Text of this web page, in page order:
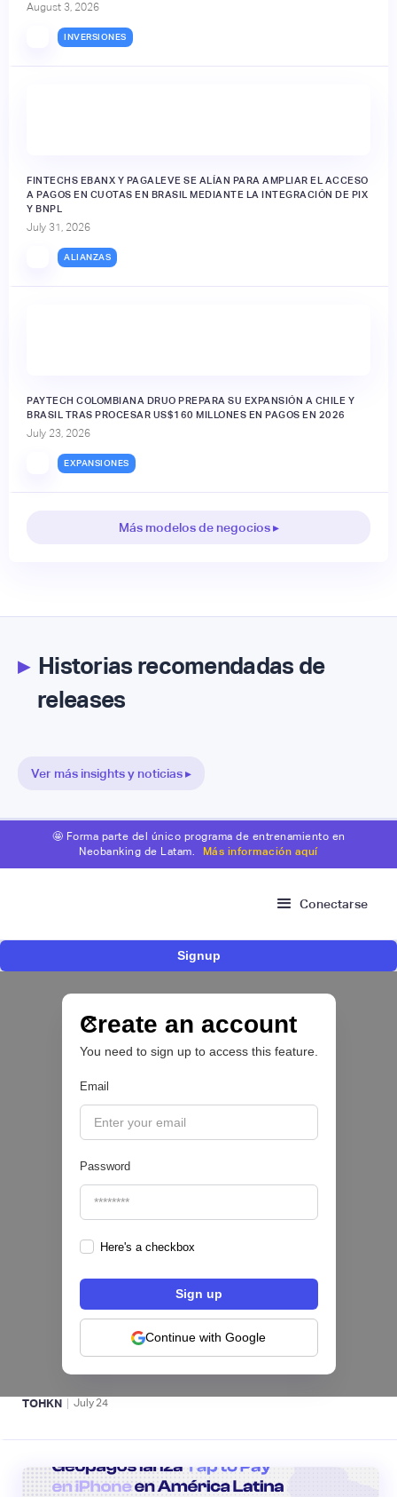
August 3, 2026
INVERSIONES
FINTECHS EBANX Y PAGALEVE SE ALÍAN PARA AMPLIAR EL ACCESO
A PAGOS EN CUOTAS EN BRASIL MEDIANTE LA INTEGRACIÓN DE PIX
Y BNPL
July 31, 2026
ALIANZAS
PAYTECH COLOMBIANA DRUO PREPARA SU EXPANSIÓN A CHILE Y
BRASIL TRAS PROCESAR US$160 MILLONES EN PAGOS EN 2026
July 23, 2026
EXPANSIONES
Más modelos de negocios ▸
▸Historias recomendadas de
releases
Ver más insights y noticias ▸
🤩 Forma parte del único programa de entrenamiento en
Neobanking de Latam.
Más información aquí
Conectarse
Signup
Create an account
You need to sign up to access this feature.
Email
Password
Here's a checkbox
Continue with Google
IA para automatizar la gestión de tesorería de
las PYMEs
BFM 👔
July 28
Fintech salvadoreña TOHKN lanza plataforma
para invertir desde US$10 en acciones de EE.
UU. y criptomonedas
ACTIVOS DIGITALES 👾
TOHKN | July24